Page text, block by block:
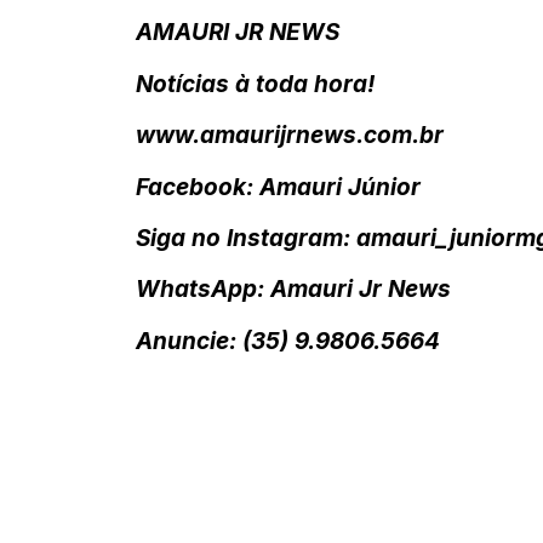
AMAURI JR NEWS
Notícias à toda hora!
www.amaurijrnews.com.br
Facebook: Amauri Júnior
Siga no Instagram:
WhatsApp: Amauri Jr News
Anuncie: (35) 9.9806.5664